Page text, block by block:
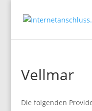
Vellmar
Die folgenden